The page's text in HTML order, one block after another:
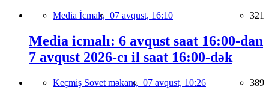
Media İcmalı, 07 avqust, 16:10 321
Media icmalı: 6 avqust saat 16:00-dan
7 avqust 2026-cı il saat 16:00-dək
Keçmiş Sovet məkanı, 07 avqust, 10:26 389